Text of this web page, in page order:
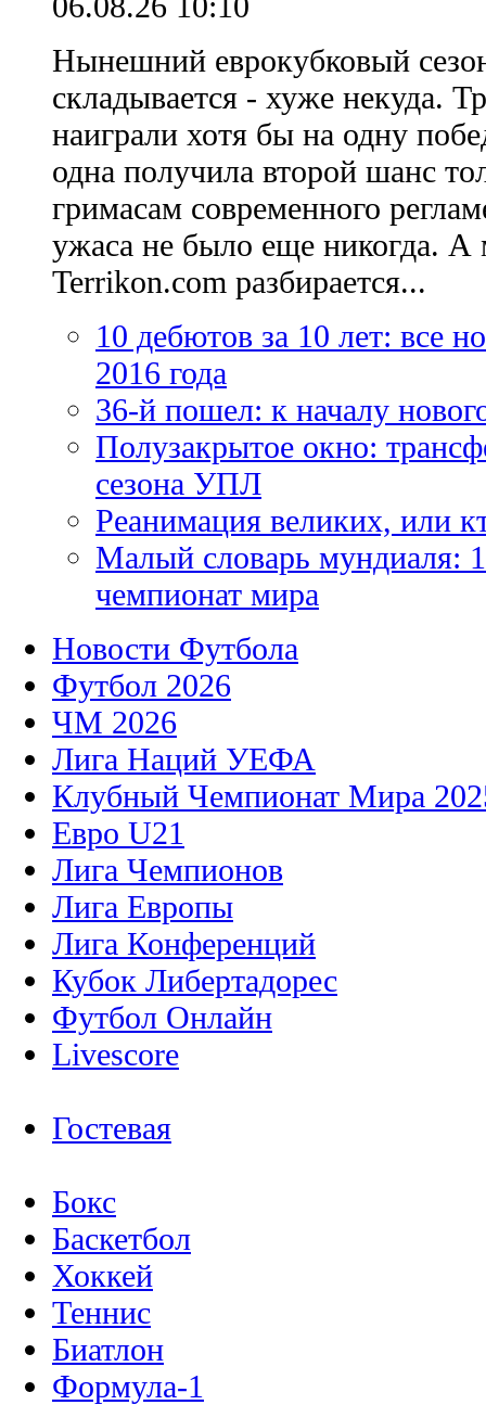
Нынешний еврокубковый
складывается - хуже некуда.
наиграли хотя бы на одну
одна получила второй шанс
гримасам современного
ужаса не было еще никогда. А
Terrikon.com разбирается...
10 дебютов за 10 лет: все
2016 года
36-й пошел: к началу
Полузакрытое окно:
сезона УПЛ
Реанимация великих, или
Малый словарь мундиаля:
чемпионат мира
Новости Футбола
Футбол 2026
ЧМ 2026
Лига Наций УЕФА
Клубный Чемпионат Мира
Евро U21
Лига Чемпионов
Лига Европы
Лига Конференций
Кубок Либертадорес
Футбол Онлайн
Livescore
Гостевая
Бокс
Баскетбол
Хоккей
Теннис
Биатлон
Формула-1